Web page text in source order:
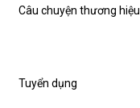
Câu chuyện thương hiệu
Tuyển dụng